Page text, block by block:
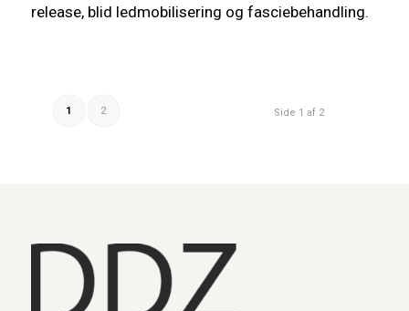
release, blid ledmobilisering og fasciebehandling.
Side 1 af 2
1 2